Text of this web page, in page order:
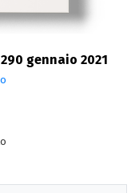
gennaio 2021